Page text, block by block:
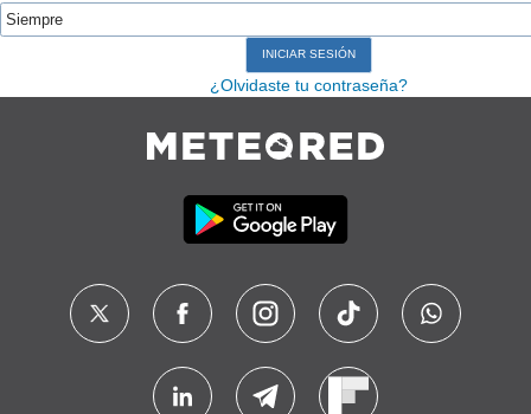
¿Olvidaste tu contraseña?